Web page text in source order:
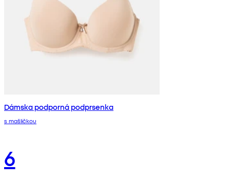
Dámska podporná podprsenka
s mašličkou
6